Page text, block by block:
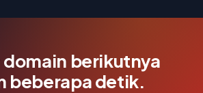
domain berikutnya
beberapa detik.